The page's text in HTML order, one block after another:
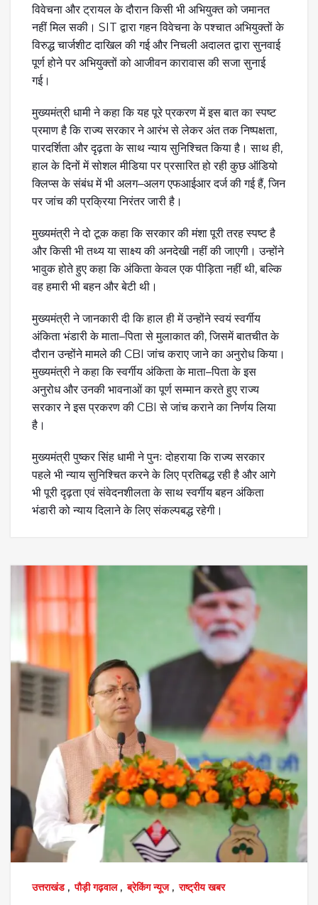
विवेचना और ट्रायल के दौरान किसी भी अभियुक्त को जमानत
नहीं मिल सकी। SIT द्वारा गहन विवेचना के पश्चात अभियुक्तों के
विरुद्ध चार्जशीट दाखिल की गई और निचली अदालत द्वारा सुनवाई
पूर्ण होने पर अभियुक्तों को आजीवन कारावास की सजा सुनाई
गई।
मुख्यमंत्री धामी ने कहा कि यह पूरे प्रकरण में इस बात का स्पष्ट
प्रमाण है कि राज्य सरकार ने आरंभ से लेकर अंत तक निष्पक्षता,
पारदर्शिता और दृढ़ता के साथ न्याय सुनिश्चित किया है। साथ ही,
हाल के दिनों में सोशल मीडिया पर प्रसारित हो रही कुछ ऑडियो
क्लिप्स के संबंध में भी अलग–अलग एफआईआर दर्ज की गई हैं, जिन
पर जांच की प्रक्रिया निरंतर जारी है।
मुख्यमंत्री ने दो टूक कहा कि सरकार की मंशा पूरी तरह स्पष्ट है
और किसी भी तथ्य या साक्ष्य की अनदेखी नहीं की जाएगी। उन्होंने
भावुक होते हुए कहा कि अंकिता केवल एक पीड़िता नहीं थी, बल्कि
वह हमारी भी बहन और बेटी थी।
मुख्यमंत्री ने जानकारी दी कि हाल ही में उन्होंने स्वयं स्वर्गीय
अंकिता भंडारी के माता–पिता से मुलाकात की, जिसमें बातचीत के
दौरान उन्होंने मामले की CBI जांच कराए जाने का अनुरोध किया।
मुख्यमंत्री ने कहा कि स्वर्गीय अंकिता के माता–पिता के इस
अनुरोध और उनकी भावनाओं का पूर्ण सम्मान करते हुए राज्य
सरकार ने इस प्रकरण की CBI से जांच कराने का निर्णय लिया
है।
मुख्यमंत्री पुष्कर सिंह धामी ने पुनः दोहराया कि राज्य सरकार
पहले भी न्याय सुनिश्चित करने के लिए प्रतिबद्ध रही है और आगे
भी पूरी दृढ़ता एवं संवेदनशीलता के साथ स्वर्गीय बहन अंकिता
भंडारी को न्याय दिलाने के लिए संकल्पबद्ध रहेगी।
उत्तराखंड, पौड़ी गढ़वाल, ब्रेकिंग न्यूज, राष्ट्रीय खबर